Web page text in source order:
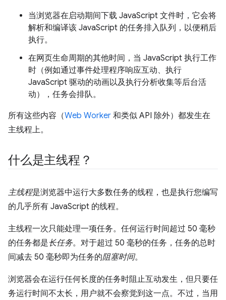
当浏览器在启动期间下载 JavaScript 文件时，它会将
解析和编译该 JavaScript 的任务排入队列，以便稍后
执行。
在网页生命周期的其他时间，当 JavaScript 执行工作
时（例如通过事件处理程序响应互动、执行
JavaScript 驱动的动画以及执行分析收集等后台活
动），任务会排队。
所有这些内容（Web Worker 和类似 API 除外）都发生在
主线程上。
什么是主线程？
主线程是浏览器中运行大多数任务的线程，也是执行您编写
的几乎所有 JavaScript 的线程。
主线程一次只能处理一项任务。任何运行时间超过 50 毫秒
的任务都是长任务。对于超过 50 毫秒的任务，任务的总时
间减去 50 毫秒即为任务的阻塞时间。
浏览器会在运行任何长度的任务时阻止互动发生，但只要任
务运行时间不太长，用户就不会察觉到这一点。不过，当用